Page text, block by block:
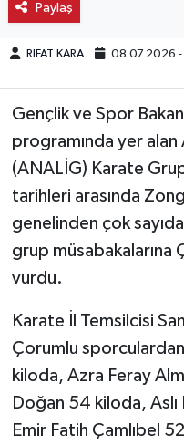
Paylaş
RIFAT KARA 08.07.2026 -
Gençlik ve Spor
programında yer alan
(ANALİG) Karate
tarihleri arasında
genelinden çok
grup
vurdu.
Karate İl Temsilcisi
Çorumlu
kiloda, Azra Feray
Doğan 54 kiloda,
Emir Fatih Çamlıbel
Uğurludağ
Sağlık